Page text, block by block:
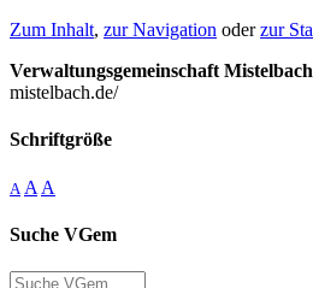
Zum Inhalt, zur Navigation oderzur
Verwaltungsgemeinschaft Mistelbach
mistelbach.de/
Schriftgröße
A A A
Suche VGem